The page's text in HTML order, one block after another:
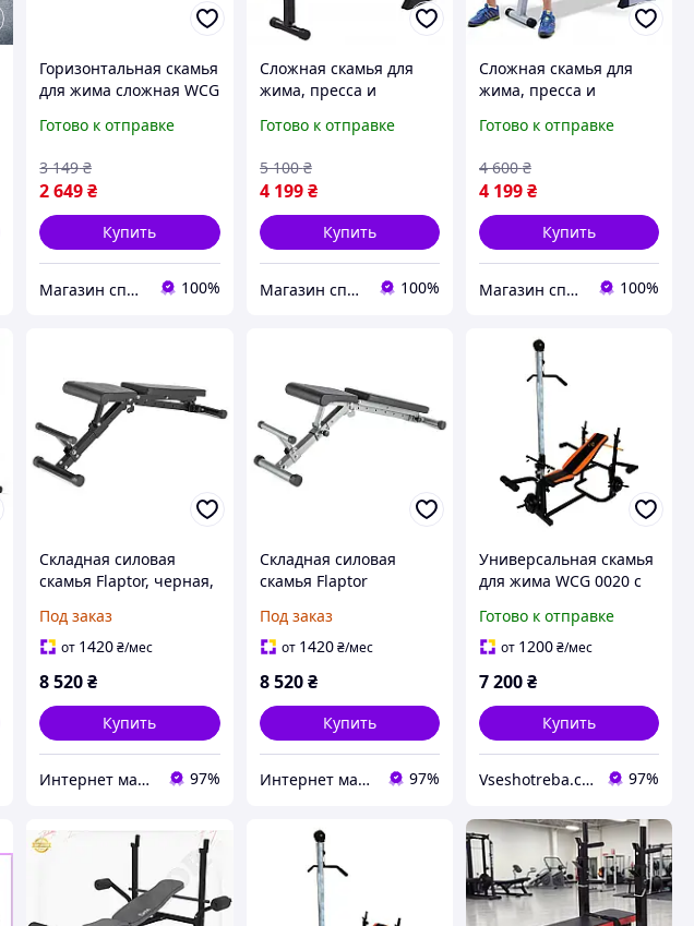
Горизонтальная скамья
для жима сложная WCG
для силовых
Готово к отправке
2 649₴
3 149 ₴
Купить
Магазин спортивних товарів та активного відпочинку 100%
Сложная скамья для
жима, пресса и
универсальная
дома, до 250 кг
Готово к отправке
4 199 ₴
5 100 ₴
Купить
Магазин спортивних товарів та активного відпочинку 100%
Сложная скамья для
жима, пресса и
универсальная
дома, до 250 кг
Готово к отправке
4 199₴
4 600 ₴
Купить
Магазин спортивних товарів та активного відпочинку 100%
Складная силовая
скамья Flaptor, черная,
читать описание)
Под заказ
от 1420₴/мес
8 520₴
Купить
Интернет магазин KlaRst 97%
Складная силовая
скамья Flaptor
серебристый
(Германия, читать
Под заказ
от 1420 ₴/мес
8 520 ₴
Купить
Интернет магазин KlaRst 97%
Универсальная скамья
для жима WCG 0020 с
(Силовой тренажер для
дома складной) V_5781
Готово к отправке
от 1200₴/мес
7 200₴
Купить
Vseshotreba.com.ua 97%